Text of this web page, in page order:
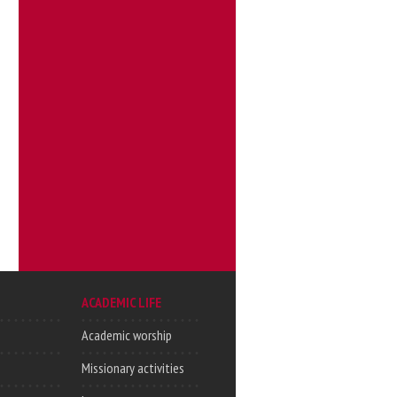
ACADEMIC LIFE
Academic worship
Missionary activities